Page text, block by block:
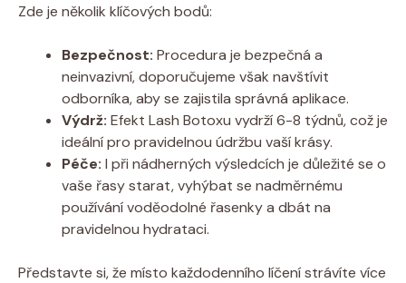
Zde je několik klíčových bodů:
Bezpečnost: Procedura je bezpečná a
neinvazivní, doporučujeme však navštívit
odborníka, aby se zajistila správná aplikace.
Výdrž: Efekt Lash Botoxu vydrží 6-8 týdnů, což je
ideální pro pravidelnou údržbu vaší krásy.
Péče: I při nádherných výsledcích je důležité se o
vaše řasy starat, vyhýbat se nadměrnému
používání voděodolné řasenky a dbát na
pravidelnou hydrataci.
Představte si, že místo každodenního líčení strávíte více